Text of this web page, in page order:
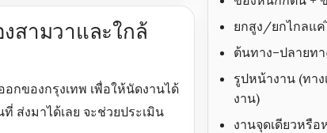
สามวาและใกล้
กของกรุงเทพ เพื่อให้นัดงานได้
ส่งมาได้เลย จะช่วยประเมิน
ยกสูง/ยกไกลแ
ต้นทาง–ปลายท
รูปหน้างาน (ทา
งาน)
งานจุดเดียวหรือ